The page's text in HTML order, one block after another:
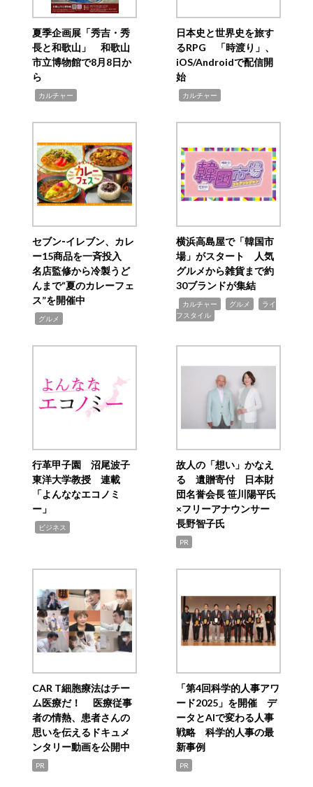
夏季企画展「秀吉・秀
長と和歌山」 和歌山
市立博物館で8月8日か
ら
カルチャー
日本史と世界史を旅す
るRPG 「時渡り」、
iOS/Androidで配信開
始
カルチャー
セブン‐イレブン、カレ
ー15商品を一斉投入
名店監修から冷製うど
んまで“夏のカレーフェ
ス”を開催中
グルメ
横浜高島屋で「韓国市
場」がスタート 人気
グルメから雑貨まで約
30ブランドが集結
カルチャー グルメ
ライ
フスタイル
行革甲子園 沼尾波子
東洋大学教授 連載
「よんななエコノミ
ー」
ビジネス
故人の「想い」かなえ
る 遺贈寄付 日本財
団名誉会長 笹川陽平氏
×フリーアナウンサー
長野智子氏
PR
CAR T細胞療法はチー
ム医療だ！ 医療従事
者の情熱、患者さんの
思いを伝えるドキュメ
ンタリー動画を公開中
PR
「第4回科学的人事アワ
ード2025」を開催 デ
ータとAIで変わる人事
戦略 科学的人事の最
新事例
PR